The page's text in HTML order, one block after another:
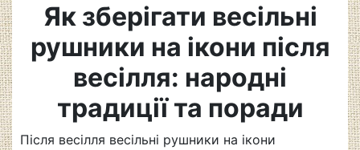
Як зберігати весільні
рушники на ікони після
весілля: народні
традиції та поради
Після весілля весільні рушники на ікони